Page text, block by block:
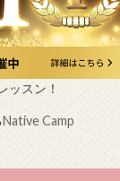
ッスン！
Native Camp